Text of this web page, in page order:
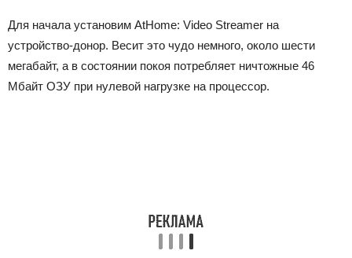
Для начала установим AtHome: Video Streamer на
устройство-донор. Весит это чудо немного, около шести
мегабайт, а в состоянии покоя потребляет ничтожные 46
Мбайт ОЗУ при нулевой нагрузке на процессор.